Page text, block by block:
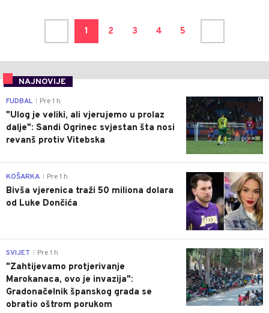
1 2 3 4 5
NAJNOVIJE
0
FUDBAL Pre 1 h
"Ulog je veliki, ali vjerujemo u prolaz
dalje": Sandi Ogrinec svjestan šta nosi
revanš protiv Vitebska
0
KOŠARKA Pre 1 h
Bivša vjerenica traži 50 miliona dolara
od Luke Dončića
0
SVIJET Pre 1 h
"Zahtijevamo protjerivanje
Marokanaca, ovo je invazija":
Gradonačelnik španskog grada se
obratio oštrom porukom